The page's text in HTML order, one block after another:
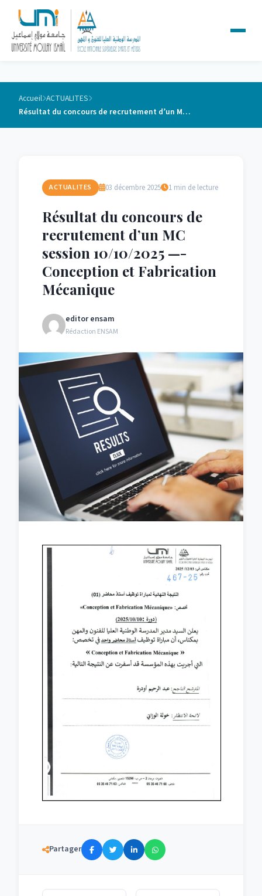
Accueil ACTUALITES
Résultat du concours de recrutement d’un MC session 10/10/2025 —-Conception et Fabrication Mécanique
ACTUALITES 03 décembre 2025 1 min de lecture
Résultat du concours de
recrutement d’un MC
session 10/10/2025 —-
Conception et Fabrication
Mécanique
editor ensam
Rédaction ENSAM
Partager